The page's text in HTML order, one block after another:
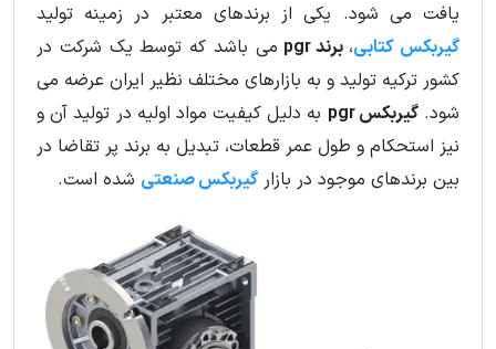
یافت می شود. یکی از برندهای معتبر در زمینه تولید
گیربکس کتابی، برند pgr
می باشد که توسط یک شرکت در
کشور ترکیه تولید و به بازارهای مختلف نظیر ایران عرضه می
شود.گیربکس pgr
به دلیل کیفیت مواد اولیه در تولید آن و
نیز استحکام و طول عمر قطعات، تبدیل به برند پر تقاضا در
بین برندهای موجود در بازار گیربکس صنعتی شده است.